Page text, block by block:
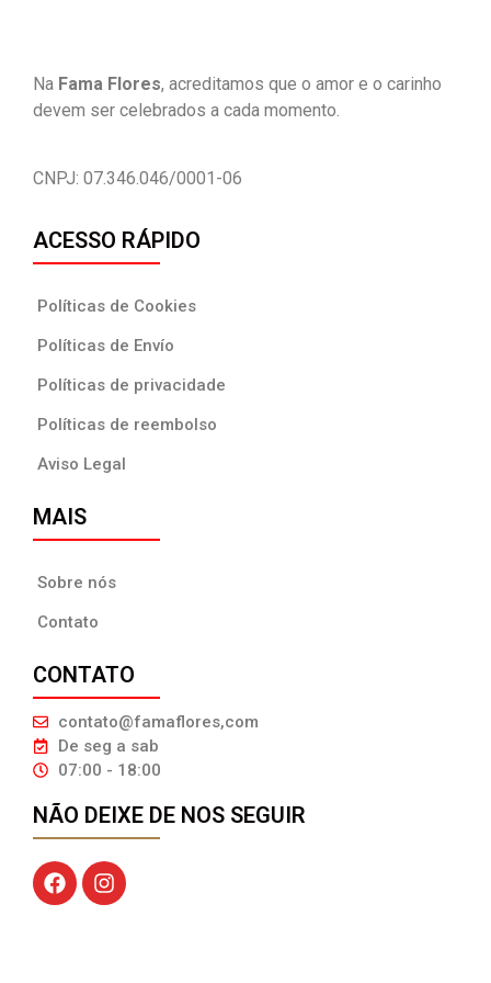
Na Fama Flores, acreditamos que o amor e o carinho
devem ser celebrados a cada momento.
CNPJ: 07.346.046/0001-06
ACESSO RÁPIDO
Políticas de Cookies
Políticas de Envío
Políticas de privacidade
Políticas de reembolso
Aviso Legal
MAIS
Sobre nós
Contato
CONTATO
contato@famaflores,com
De seg a sab
07:00 - 18:00
NÃO DEIXE DE NOS SEGUIR